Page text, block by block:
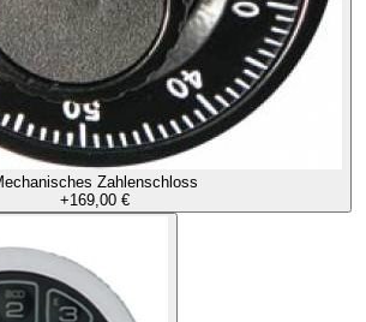
Zahlenschloss
+169,00 €